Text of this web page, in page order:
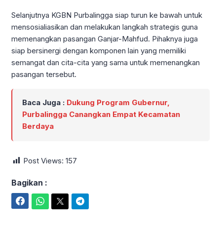
Selanjutnya KGBN Purbalingga siap turun ke bawah untuk
mensosialiasikan dan melakukan langkah strategis guna
memenangkan pasangan Ganjar-Mahfud. Pihaknya juga
siap bersinergi dengan komponen lain yang memiliki
semangat dan cita-cita yang sama untuk memenangkan
pasangan tersebut.
Baca Juga : Dukung Program Gubernur,
Purbalingga Canangkan Empat Kecamatan
Berdaya
Post Views: 157
Bagikan :